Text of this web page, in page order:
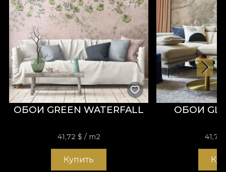
ОБОИ GREEN WATERFALL
41,72 $ / m2
Купить
ОБОИ
41,72